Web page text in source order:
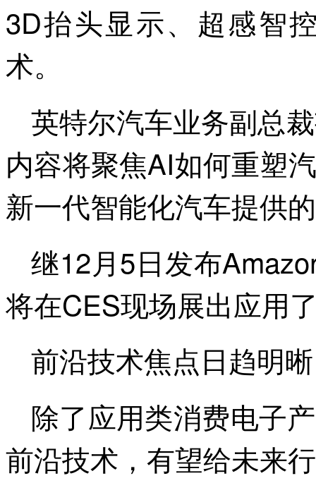
3D抬头显示、超感智
术。
英特尔汽车业务副总
内容将聚焦AI如何重塑
新一代智能化汽车提供
继12月5日发布
将在CES现场展出应用
前沿技术焦点日趋明晰
除了应用类消费电子
前沿技术，有望给未来